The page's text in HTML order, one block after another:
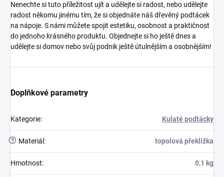
Nenechte si tuto příležitost ujít a udělejte si radost, nebo udělejte
radost někomu jinému tím, že si objednáte náš dřevěný podtácek
na nápoje. S námi můžete spojit estetiku, osobnost a praktičnost
do jednoho krásného produktu. Objednejte si ho ještě dnes a
udělejte si domov nebo svůj podnik ještě útulnějším a osobnějším!
Doplňkové parametry
Kategorie: Kulaté podtácky
? Materiál : topolová překližka
Hmotnost: 0,1 kg